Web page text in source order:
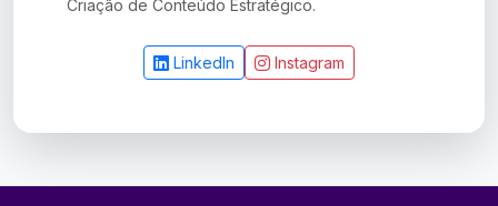
Criação de Conteúdo Estratégico.
LinkedIn Instagram